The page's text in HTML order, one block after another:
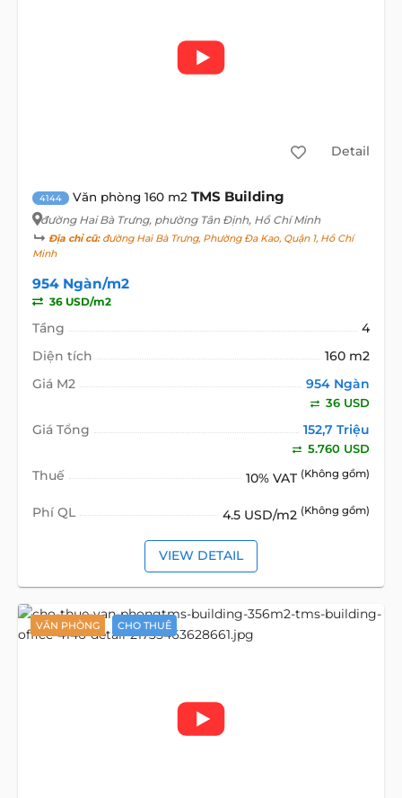
Detail
4144 Văn phòng 160 m2 TMS Building
đường Hai Bà Trưng, phường Tân Định, Hồ Chí Minh
Địa chỉ cũ:đường Hai Bà Trưng, Phường Đa Kao, Quận 1, Hồ Chí
Minh
954 Ngàn/m2
36 USD/m2
Tầng
4
Diện tích
160 m2
Giá M2
954 Ngàn
36 USD
Giá Tổng 152,7 Triệu
5.760 USD
Thuế 10% VAT (Không gồm)
Phí QL 4.5 USD/m2 (Không gồm)
VIEW DETAIL
VĂN PHÒNG CHO THUÊ